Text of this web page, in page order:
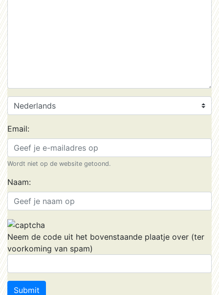
Email:
Wordt niet op de website getoond.
Naam:
Neem de code uit het bovenstaande plaatje over (ter
voorkoming van spam)
Submit